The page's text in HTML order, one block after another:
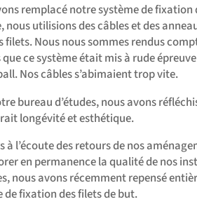
remplacé notre système de fixation
nous utilisions des câbles et des
filets. Nous nous sommes rendus
ce système était mis à rude
Nos câbles s’abimaient trop vite.
bureau d’études, nous avons
longévité et esthétique.
à l’écoute des retours de nos
en permanence la qualité de nos
nous avons récemment repensé
de fixation des filets de but.